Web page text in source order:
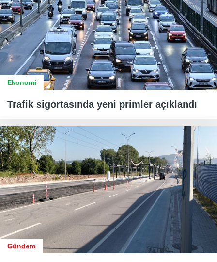
Ekonomi
Trafik sigortasında yeni primler açıklandı
Gündem